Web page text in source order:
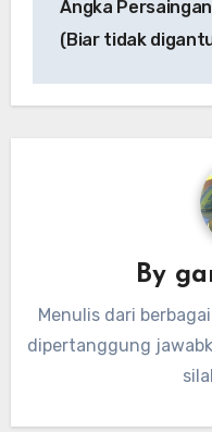
Angka Persaingan
(Biar tidak
By
Menulis dari
dipertanggung